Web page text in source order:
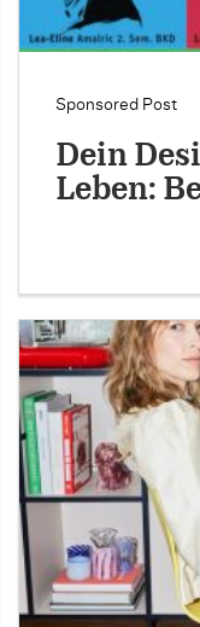
Sponsored Post
Dein
Leben: